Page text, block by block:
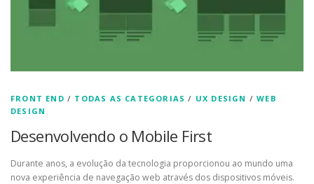
FRONT END / TODAS AS CATEGORIAS / UX DESIGN /WEB
DESIGN
Desenvolvendo o Mobile First
Durante anos, a evolução da tecnologia proporcionou ao mundo uma
nova experiência de navegação web através dos dispositivos móveis.